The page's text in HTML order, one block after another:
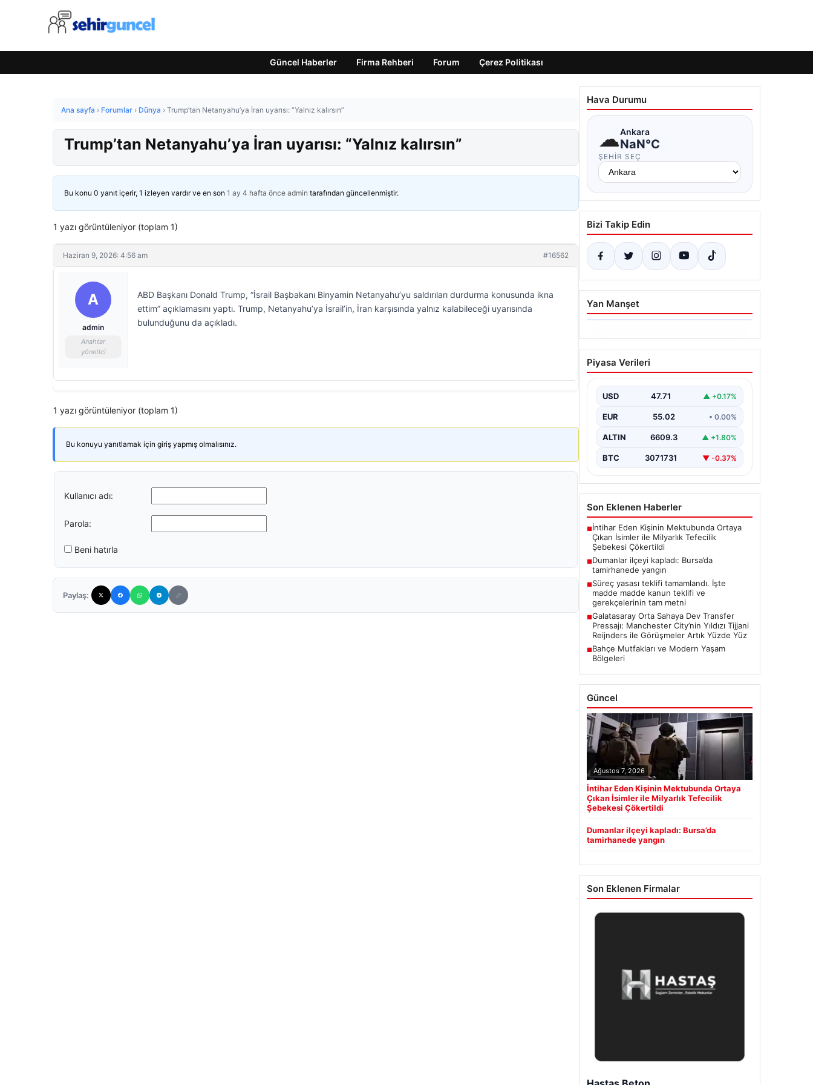
Güncel Haberler Firma Rehberi Forum Çerez Politikası
Ana sayfa › Forumlar › Dünya › Trump’tan Netanyahu’ya İran uyarısı: “Yalnız kalırsın”
Trump’tan Netanyahu’ya İran uyarısı: “Yalnız kalırsın”
Bu konu 0 yanıt içerir, 1 izleyen vardır ve en son 1 ay 4 hafta önce admin tarafından güncellenmiştir.
1 yazı görüntüleniyor (toplam 1)
Haziran 9, 2026: 4:56 am #16562
A
admin
Anahtar
yönetici
ABD Başkanı Donald Trump, “İsrail Başbakanı Binyamin Netanyahu’yu saldırıları durdurma konusunda ikna
ettim” açıklamasını yaptı. Trump, Netanyahu’ya İsrail’in, İran karşısında yalnız kalabileceği uyarısında
bulunduğunu da açıkladı.
1 yazı görüntüleniyor (toplam 1)
Bu konuyu yanıtlamak için giriş yapmış olmalısınız.
Kullanıcı adı:
Parola:
Beni hatırla
Paylaş:
Hava Durumu
☁Ankara
NaN°C
ŞEHIR SEÇ
Bizi Takip Edin
Yan Manşet
06.08.2026
Dumanlar ilçeyi kapladı:
Bursa’da tamirhanede
Piyasa Verileri
USD 47.71 ▲ +0.17%
EUR 55.02 • 0.00%
ALTIN 6609.3 ▲ +1.80%
BTC 3071731 ▼ -0.37%
Son Eklenen Haberler
■İntihar Eden Kişinin Mektubunda Ortaya
Çıkan İsimler ile Milyarlık Tefecilik
Şebekesi Çökertildi
■Dumanlar ilçeyi kapladı: Bursa’da
tamirhanede yangın
■Süreç yasası teklifi tamamlandı. İşte
madde madde kanun teklifi ve
gerekçelerinin tam metni
■Galatasaray Orta Sahaya Dev Transfer
Pressajı: Manchester City’nin Yıldızı Tijjani
Reijnders ile Görüşmeler Artık Yüzde Yüz
■Bahçe Mutfakları ve Modern Yaşam
Bölgeleri
Güncel
Ağustos 7, 2026
İntihar Eden Kişinin Mektubunda Ortaya
Çıkan İsimler ile Milyarlık Tefecilik
Şebekesi Çökertildi
Dumanlar ilçeyi kapladı: Bursa’da
tamirhanede yangın
Son Eklenen Firmalar